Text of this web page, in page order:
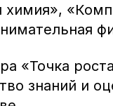
химия»,
«Точка
знаний и